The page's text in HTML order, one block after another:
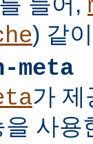
) 같
meta
가 제
사용